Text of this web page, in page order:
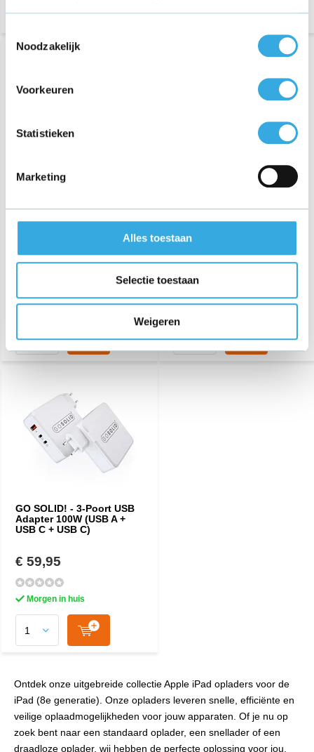
Noodzakelijk
Voorkeuren
Statistieken
Marketing
Alles toestaan
Selectie toestaan
Weigeren
iPhone & iPad kabel 1m
459 reviews
Morgen in huis
Originele iPhone & iPad
€ 17,95
349 reviews
Lengte:
Morgen in huis
GO SOLID! - 3-Poort USB
Adapter 100W (USB A +
USB C + USB C)
€ 59,95
Morgen in huis
Ontdek onze uitgebreide collectie Apple iPad opladers voor de
iPad (8e generatie). Onze opladers leveren snelle, efficiënte en
veilige oplaadmogelijkheden voor jouw apparaten. Of je nu op
zoek bent naar een standaard oplader, een snellader of een
draadloze oplader, wij hebben de perfecte oplossing voor jou.